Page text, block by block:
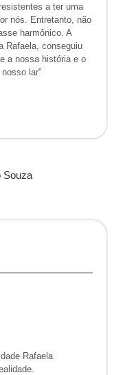
a ter uma
nós. Entretanto, não
harmônico. A
Rafaela, conseguiu
a nossa história e o
lar"
Souza
Rafaela